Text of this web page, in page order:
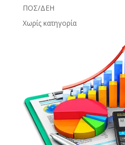
ΠΟΣ/ΔΕΗ
Χωρίς κατηγορία